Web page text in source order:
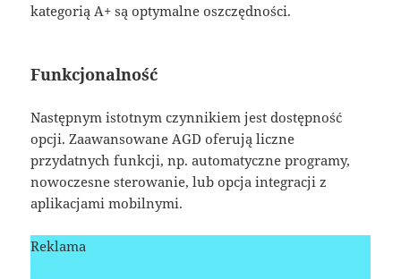
kategorią A+ są optymalne oszczędności.
Funkcjonalność
Następnym istotnym czynnikiem jest dostępność
opcji. Zaawansowane AGD oferują liczne
przydatnych funkcji, np. automatyczne programy,
nowoczesne sterowanie, lub opcja integracji z
aplikacjami mobilnymi.
Reklama